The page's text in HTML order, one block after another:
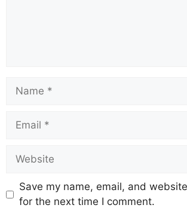
Save my name, email, and
for the next time I comment.